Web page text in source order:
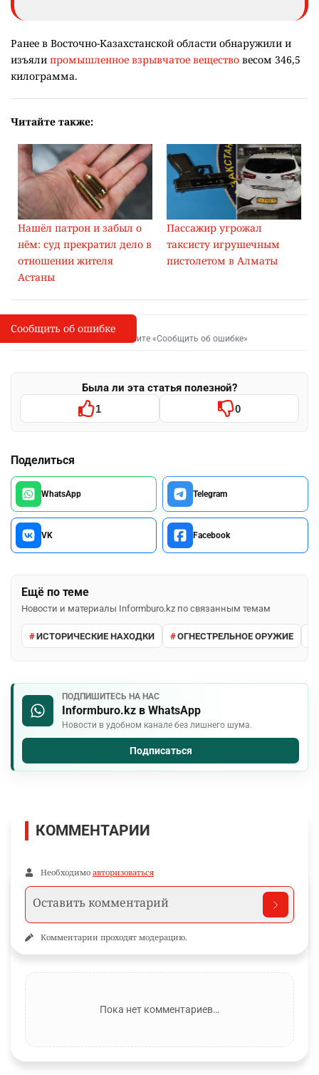
Ранее в Восточно-Казахстанской области обнаружили и
изъяли промышленное взрывчатое вещество весом 346,5
килограмма.
Читайте также:
Нашёл патрон и забыл о
нём: суд прекратил дело в
отношении жителя
Астаны
Пассажир угрожал
таксисту игрушечным
пистолетом в Алматы
I
Сообщить об опечатке
Выделите фрагмент и нажмите «Сообщить об ошибке»
Была ли эта статья полезной?
1 0
Поделиться
WhatsApp Telegram
VK Facebook
Ещё по теме
Новости и материалы Informburo.kz по связанным темам
ИСТОРИЧЕСКИЕ НАХОДКИ ОГНЕСТРЕЛЬНОЕ ОРУЖИЕ
ПОДПИШИТЕСЬ НА НАС
Informburo.kz в WhatsApp
Новости в удобном канале без лишнего шума.
Подписаться
Сообщить об ошибке
КОММЕНТАРИИ
Необходимо авторизоваться
Комментарии проходят модерацию.
Пока нет комментариев…